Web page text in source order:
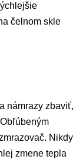
čelnom skle
námrazy zbaviť,
Nikdy
zmene tepla